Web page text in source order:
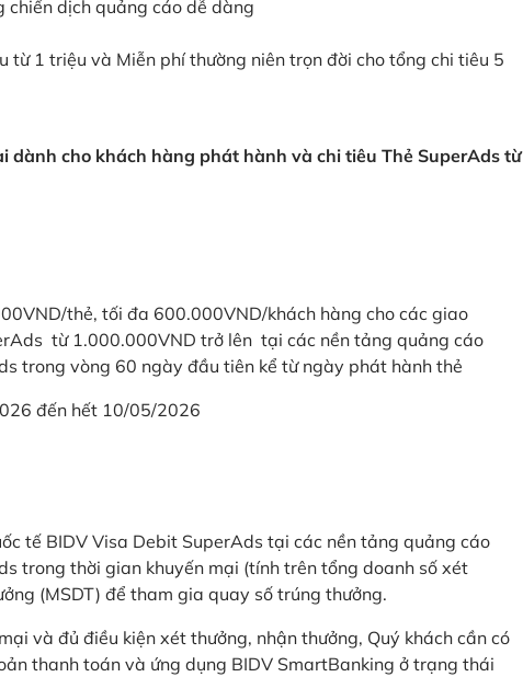
chiến dịch quảng cáo dễ dàng
từ 1 triệu và Miễn phí thường niên trọn đời cho tổng chi tiêu 5
cho khách hàng phát hành và chi tiêu Thẻ SuperAds từ
thẻ, tối đa 600.000VND/khách hàng cho các giao
từ 1.000.000VND trở lên tại các nền tảng quảng cáo
trong vòng 60 ngày đầu tiên kể từ ngày phát hành thẻ
đến hết 10/05/2026
tế BIDV Visa Debit SuperAds tại các nền tảng quảng cáo
trong thời gian khuyến mại (tính trên tổng doanh số xét
(MSDT) để tham gia quay số trúng thưởng.
và đủ điều kiện xét thưởng, nhận thưởng, Quý khách cần có
thanh toán và ứng dụng BIDV SmartBanking ở trạng thái